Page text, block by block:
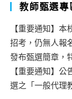
教師甄選專
【重要通知】
招考，仍無人報
發布甄選簡章，
【重要通知】
選之「一般代理